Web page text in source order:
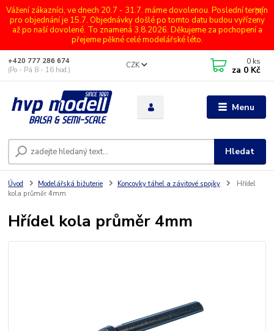
Vážení zákazníci, ve dnech 20.7 - 31.7. máme dovolenou. Poslední termín
pro objednání je 15.7. Objednávky došlé po tomto datu budou vyřízeny
až po naší dovolené. To znamená 3.8.2026. Děkujeme za pochopení a
přejeme pěkné celé modelářské léto.
Menu
CZK
Hledat
+420 777 286 674
(Po - Pá 8 - 16 hod.)
0 ks
za 0 Kč
Úvod Modelářská bižuterie Koncovky táhel a závitové spojky
Hřídel
kola průměr 4mm
Hřídel kola průměr 4mm